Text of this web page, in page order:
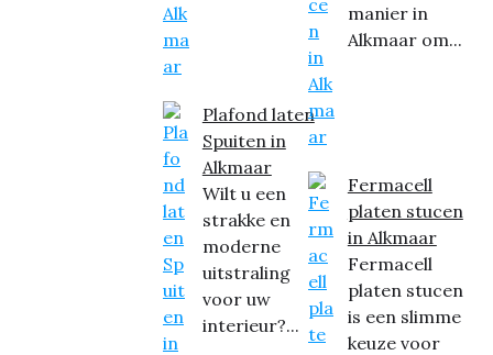
Plafond laten
Spuiten in
Alkmaar
Wilt u een
strakke en
moderne
uitstraling
voor uw
interieur?...
manier in
Alkmaar om...
Fermacell
platen stucen
in Alkmaar
Fermacell
platen stucen
is een slimme
keuze voor